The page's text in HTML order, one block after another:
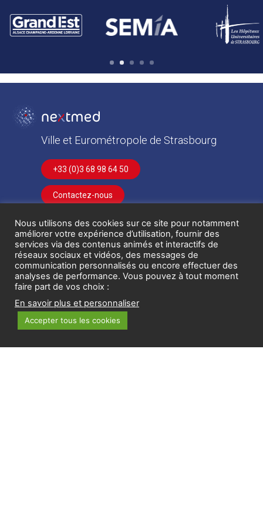
Ville et Eurométropole de Strasbourg
+33 (0)3 68 98 64 50
Contactez-nous
À propos
DÉCOUVREZ NEXTMED
OFFRE DE SERVICES
INNOVATEURS
ACTUALITÉS
Nous utilisons des cookies sur ce site pour notamment
améliorer votre expérience d’utilisation, fournir des
services via des contenus animés et interactifs de
réseaux sociaux et vidéos, des messages de
communication personnalisés ou encore effectuer des
analyses de performance. Vous pouvez à tout moment
faire part de vos choix :
En savoir plus et personnaliser
Accepter tous les cookies